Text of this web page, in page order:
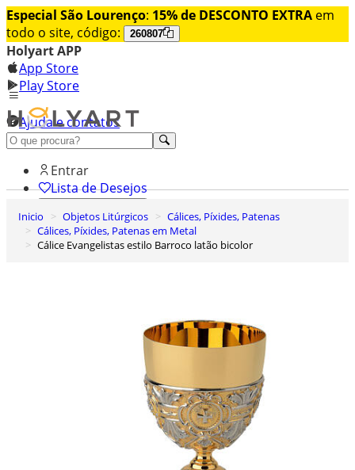
Especial São Lourenço: 15% de DESCONTO EXTRA em
todo o site, código:
260807
Holyart APP
App Store
Play Store
Ajuda e contatos
Conheça premium
Entrar
Lista de Desejos
0
Carrinho de Compras
Inicio Objetos Litúrgicos
Cálices, Píxides, Patenas
Cálices, Píxides, Patenas em Metal
Cálice Evangelistas estilo Barroco latão bicolor